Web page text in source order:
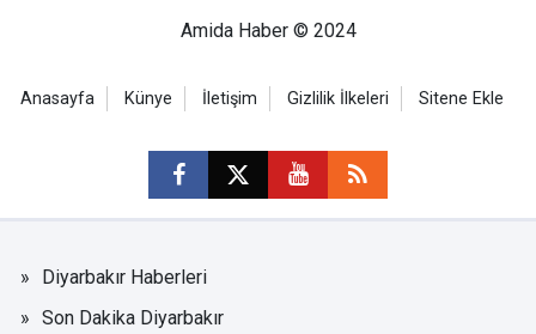
Amida Haber © 2024
Anasayfa Künye İletişim Gizlilik İlkeleri Sitene Ekle
Diyarbakır Haberleri
Son Dakika Diyarbakır